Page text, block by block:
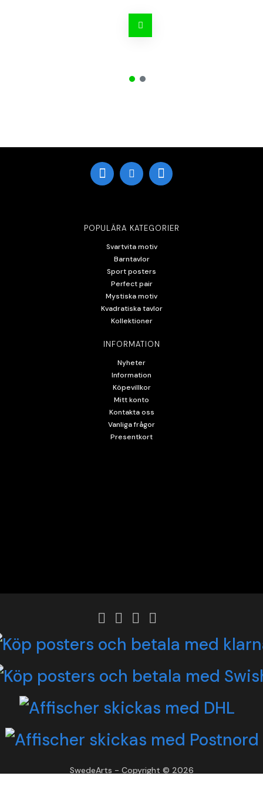
POPULÄRA KATEGORIER
Svartvita motiv
Barntavlor
Sport posters
Perfect pair
Mystiska motiv
Kvadratiska tavlor
Kollektioner
INFORMATION
Nyheter
Information
Köpevillkor
Mitt konto
Kontakta oss
Vanliga frågor
Presentkort
SwedeArts - Copyright © 2026